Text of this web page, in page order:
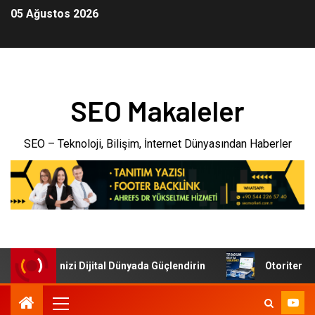
05 Ağustos 2026
SEO Makaleler
SEO – Teknoloji, Bilişim, İnternet Dünyasından Haberler
İşletmenizi Dijital Dünyada Güçlendirin Otoriter